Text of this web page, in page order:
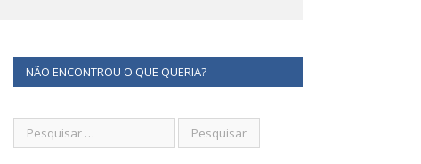
NÃO ENCONTROU O QUE QUERIA?